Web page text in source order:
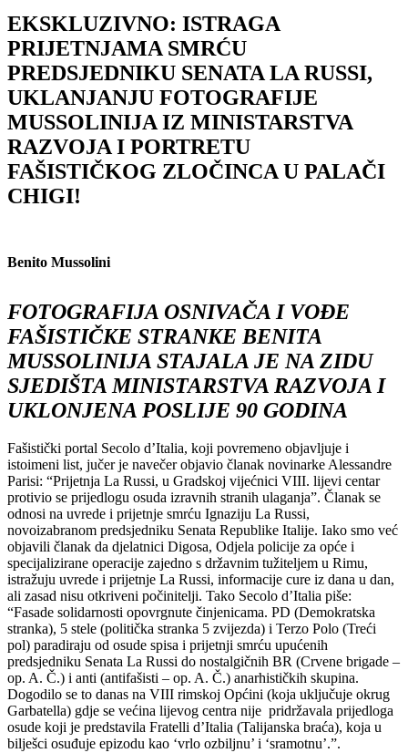
EKSKLUZIVNO: ISTRAGA
PRIJETNJAMA SMRĆU
PREDSJEDNIKU SENATA LA RUSSI,
UKLANJANJU FOTOGRAFIJE
MUSSOLINIJA IZ MINISTARSTVA
RAZVOJA I PORTRETU
FAŠISTIČKOG ZLOČINCA U PALAČI
CHIGI!
Benito Mussolini
FOTOGRAFIJA OSNIVAČA I VOĐE
FAŠISTIČKE STRANKE BENITA
MUSSOLINIJA STAJALA JE NA ZIDU
SJEDIŠTA MINISTARSTVA RAZVOJA I
UKLONJENA POSLIJE 90 GODINA
Fašistički portal Secolo d’Italia, koji povremeno objavljuje i
istoimeni list, jučer je navečer objavio članak novinarke Alessandre
Parisi: “Prijetnja La Russi, u Gradskoj vijećnici VIII. lijevi centar
protivio se prijedlogu osuda izravnih stranih ulaganja”. Članak se
odnosi na uvrede i prijetnje smrću Ignaziju La Russi,
novoizabranom predsjedniku Senata Republike Italije. Iako smo već
objavili članak da djelatnici Digosa, Odjela policije za opće i
specijalizirane operacije zajedno s državnim tužiteljem u Rimu,
istražuju uvrede i prijetnje La Russi, informacije cure iz dana u dan,
ali zasad nisu otkriveni počinitelji. Tako Secolo d’Italia piše:
“Fasade solidarnosti opovrgnute činjenicama. PD (Demokratska
stranka), 5 stele (politička stranka 5 zvijezda) i Terzo Polo (Treći
pol) paradiraju od osude spisa i prijetnji smrću upućenih
predsjedniku Senata La Russi do nostalgičnih BR (Crvene brigade –
op. A. Č.) i anti (antifašisti – op. A. Č.) anarhističkih skupina.
Dogodilo se to danas na VIII rimskoj Općini (koja uključuje okrug
Garbatella) gdje se većina lijevog centra nije pridržavala prijedloga
osude koji je predstavila Fratelli d’Italia (Talijanska braća), koja u
bilješci osuđuje epizodu kao ‘vrlo ozbiljnu’ i ‘sramotnu’.”.